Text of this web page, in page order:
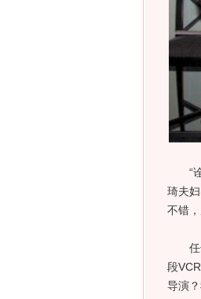
“诠
琦夫
不错，
任达
段
导演